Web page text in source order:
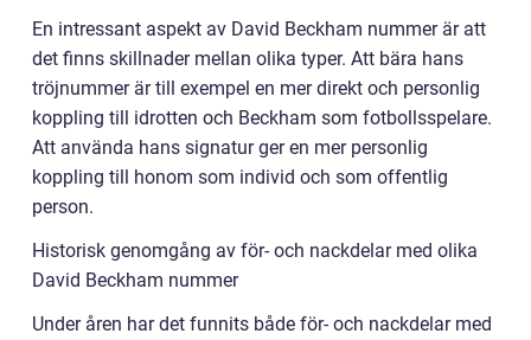
En intressant aspekt av David Beckham nummer är att
det finns skillnader mellan olika typer. Att bära hans
tröjnummer är till exempel en mer direkt och personlig
koppling till idrotten och Beckham som fotbollsspelare.
Att använda hans signatur ger en mer personlig
koppling till honom som individ och som offentlig
person.
Historisk genomgång av för- och nackdelar med olika
David Beckham nummer
Under åren har det funnits både för- och nackdelar med